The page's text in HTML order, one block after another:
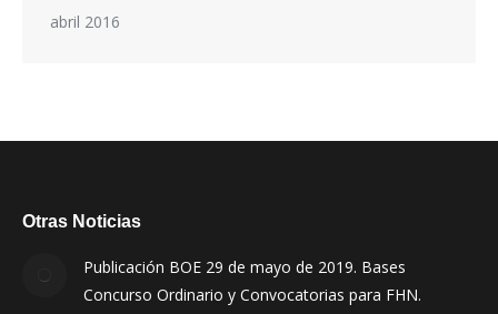
abril 2016
Otras Noticias
Publicación BOE 29 de mayo de 2019. Bases
Concurso Ordinario y Convocatorias para FHN.